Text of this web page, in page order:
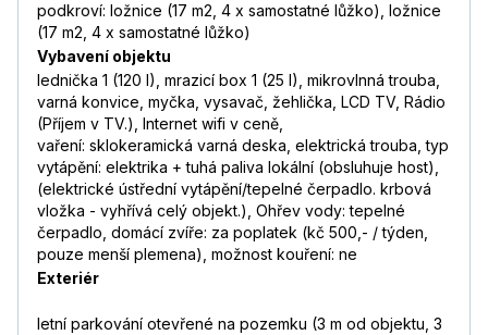
podkroví: ložnice (17 m2, 4 x samostatné lůžko), ložnice
(17 m2, 4 x samostatné lůžko)
Vybavení objektu
lednička 1 (120 l), mrazicí box 1 (25 l), mikrovlnná trouba,
varná konvice, myčka, vysavač, žehlička, LCD TV, Rádio
(Příjem v TV.), Internet wifi v ceně,
vaření: sklokeramická varná deska, elektrická trouba, typ
vytápění: elektrika + tuhá paliva lokální (obsluhuje host),
(elektrické ústřední vytápění/tepelné čerpadlo. krbová
vložka - vyhřívá celý objekt.), Ohřev vody: tepelné
čerpadlo, domácí zvíře: za poplatek (kč 500,- / týden,
pouze menší plemena), možnost kouření: ne
Exteriér
letní parkování otevřené na pozemku (3 m od objektu, 3